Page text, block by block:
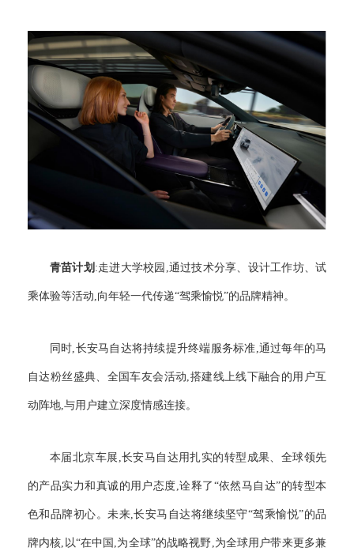
青苗计划 :走进大学校园,通过技术分享、设计工作坊、试
乘体验等活动,向年轻一代传递“驾乘愉悦”的品牌精神。
同时,长安马自达将持续提升终端服务标准,通过每年的马
自达粉丝盛典、全国车友会活动,搭建线上线下融合的用户互
动阵地,与用户建立深度情感连接。
本届北京车展,长安马自达用扎实的转型成果、全球领先
的产品实力和真诚的用户态度,诠释了“依然马自达”的转型本
色和品牌初心。未来,长安马自达将继续坚守“驾乘愉悦”的品
牌内核,以“在中国,为全球”的战略视野,为全球用户带来更多兼